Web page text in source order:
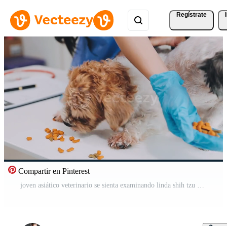
Regístrate
Compartir en Pinterest
joven asiático veterinario se sienta examinando linda shih tzu perro con estetoscopio en veterinario clínica, concepto de salud cuidado y medicina para mascotas. remoto imagen Vídeo Gratis